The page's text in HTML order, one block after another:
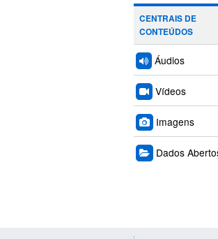
CENTRAIS DE
CONTEÚDOS
Áudios
Vídeos
Imagens
Dados